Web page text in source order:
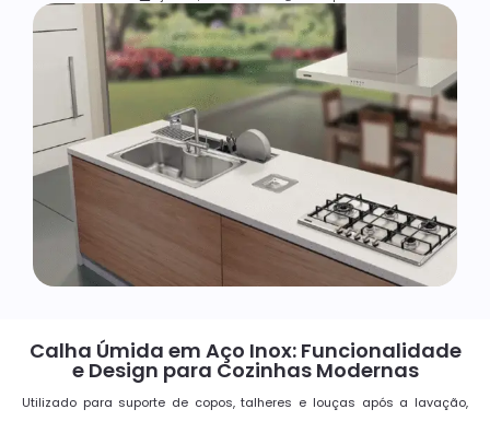
Calha Úmida em Aço Inox: Funcionalidade
e Design para Cozinhas Modernas
Utilizado para suporte de copos, talheres e louças após a lavação,